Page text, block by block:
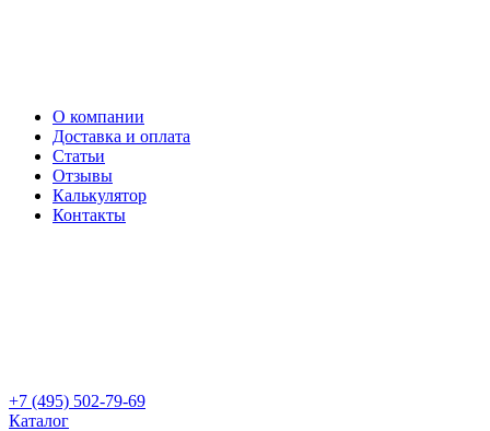
О компании
Доставка и оплата
Статьи
Отзывы
Калькулятор
Контакты
+7 (495) 502-79-69
Каталог